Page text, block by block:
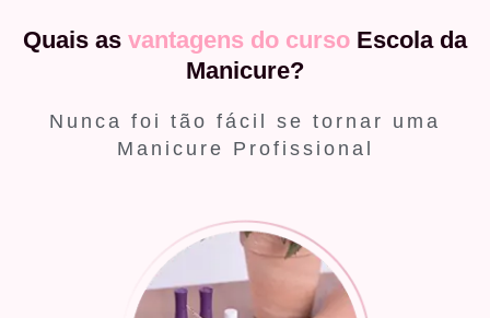
Quais as vantagens do curso Escola da
Manicure?
Nunca foi tão fácil se tornar uma
Manicure Profissional